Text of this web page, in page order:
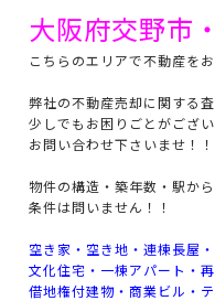
大阪府交野市
こちらのエリアで不動産を
弊社の不動産売却に関する
少しでもお困りごとがござ
お問い合わせ下さいませ！！
物件の構造・築年数・駅か
条件は問いません！！
空き家・空き地・連棟長屋
文化住宅・一棟アパート・
借地権付建物・商業ビル・